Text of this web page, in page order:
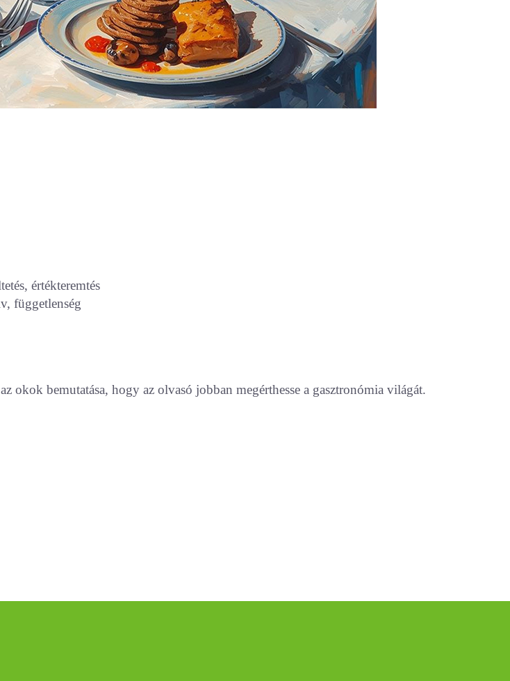
értékteremtés
függetlenség
okok bemutatása, hogy az olvasó jobban megérthesse a gasztronómia világát.